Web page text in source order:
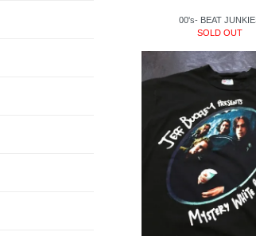
00's- BEAT
SOLD OUT